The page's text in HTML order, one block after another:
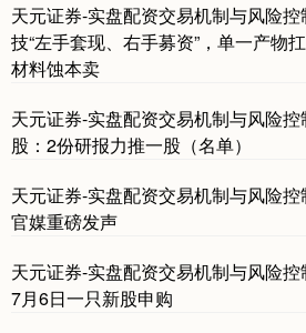
天元证券-实盘配资交易机制与风险
技“左手套现、右手募资”，单一产物
材料蚀本卖
天元证券-实盘配资交易机制与风险
股：2份研报力推一股（名单）
天元证券-实盘配资交易机制与风险控
官媒重磅发声
天元证券-实盘配资交易机制与风险
7月6日一只新股申购